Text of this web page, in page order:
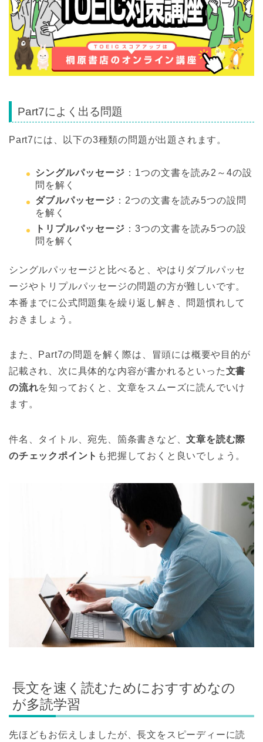
Part7によく出る問題
Part7には、以下の3種類の問題が出題されます。
シングルパッセージ ：1つの文書を読み2～4の設
問を解く
ダブルパッセージ ：2つの文書を読み5つの設問
を解く
トリプルパッセージ ：3つの文書を読み5つの設
問を解く
シングルパッセージと比べると、やはりダブルパッセ
ージやトリプルパッセージの問題の方が難しいです。
本番までに公式問題集を繰り返し解き、問題慣れして
おきましょう。
また、Part7の問題を解く際は、冒頭には概要や目的が
記載され、次に具体的な内容が書かれるといった文書
の流れを知っておくと、文章をスムーズに読んでいけ
ます。
件名、タイトル、宛先、箇条書きなど、文章を読む際
のチェックポイント も把握しておくと良いでしょう。
長文を速く読むためにおすすめなの
が多読学習
先ほどもお伝えしましたが、長文をスピーディーに読